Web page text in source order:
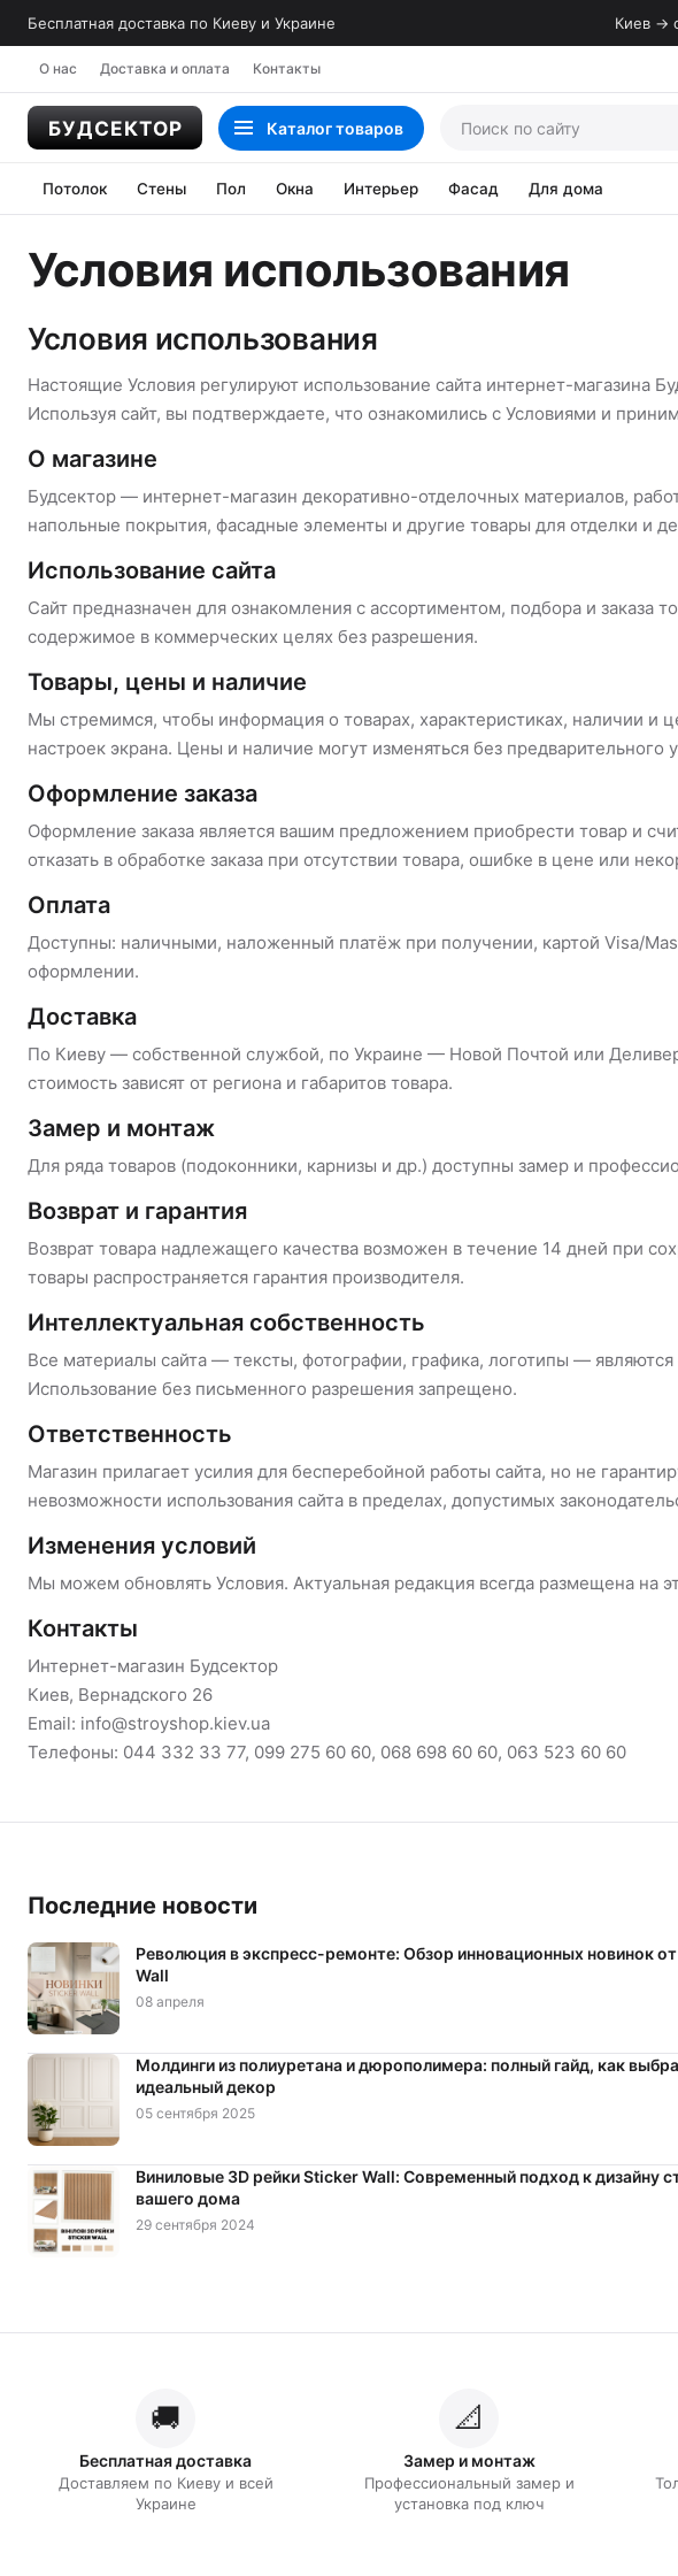
Бесплатная доставка по Киеву и Украине Киев →
О нас Доставка и оплата Контакты
Каталогтоваров
Потолок Стены Пол Окна Интерьер Фасад Для дома
Условия использования
Условия использования
Настоящие Условия регулируют использование сайта интернет-магазина
Используя сайт, вы подтверждаете, что ознакомились с Условиями и
О магазине
Будсектор — интернет-магазин декоративно-отделочных материалов,
напольные покрытия, фасадные элементы и другие товары для отделки и
Использование сайта
Сайт предназначен для ознакомления с ассортиментом, подбора и заказа
содержимое в коммерческих целях без разрешения.
Товары, цены и наличие
Мы стремимся, чтобы информация о товарах, характеристиках, наличии и
настроек экрана. Цены и наличие могут изменяться без
Оформление заказа
Оформление заказа является вашим предложением приобрести товар и
отказать в обработке заказа при отсутствии товара, ошибке в цене или
Оплата
Доступны: наличными, наложенный платёж при получении, картой Visa/
оформлении.
Доставка
По Киеву — собственной службой, по Украине — Новой Почтой или
стоимость зависят от региона и габаритов товара.
Замер и монтаж
Для ряда товаров (подоконники, карнизы и др.) доступны замер и
Возврат и гарантия
Возврат товара надлежащего качества возможен в течение 14 дней при
товары распространяется гарантия производителя.
Интеллектуальная собственность
Все материалы сайта — тексты, фотографии, графика, логотипы —
Использование без письменного разрешения запрещено.
Ответственность
Магазин прилагает усилия для бесперебойной работы сайта, но не
невозможности использования сайта в пределах, допустимых
Изменения условий
Мы можем обновлять Условия. Актуальная редакция всегда размещена на
Контакты
Интернет-магазин Будсектор
Киев, Вернадского 26
Email: info@stroyshop.kiev.ua
Телефоны: 044 332 33 77, 099 275 60 60, 068 698 60 60, 063 523 60 60
Последние новости
Революция в экспресс-ремонте: Обзор инновационных новинок
Wall
08 апреля
Молдинги из полиуретана и дюрополимера: полный гайд, как
идеальный декор
05 сентября 2025
Виниловые 3D рейки Sticker Wall: Современный подход к дизайну
вашего дома
29 сентября 2024
🚚
Бесплатная доставка
Доставляем по Киеву и всей
Украине
📐
Замер и монтаж
Профессиональный замер и
установка под ключ